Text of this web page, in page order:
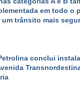
em todo o
trânsito mais
conclui